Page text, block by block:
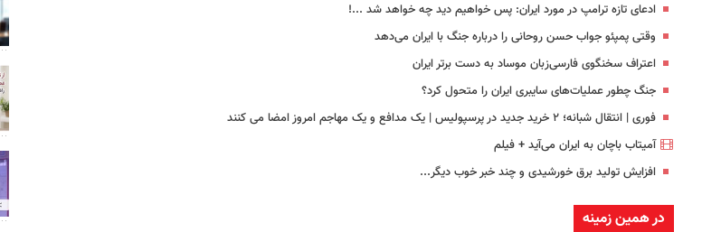
ادعای تازه ترامپ در مورد ایران: پس خواهیم دید چه خواهد شد ...!
وقتی پمپئو جواب حسن روحانی را درباره جنگ با ایران می‌دهد
اعتراف سخنگوی فارسی‌زبان موساد به دست برتر ایران
جنگ چطور عملیات‌های سایبری ایران را متحول کرد؟
فوری | انتقال شبانه؛ ۲ خرید جدید در پرسپولیس | یک مدافع و یک مهاجم امروز امضا می کنند
آمیتاب باچان به ایران می‌آید + فیلم
افزایش تولید برق خورشیدی و چند خبر خوب دیگر...
در همین زمینه